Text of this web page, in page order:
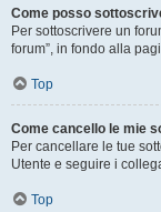
Come posso
Per sottoscrivere un
forum”, in fondo alla
Top
Come cancello le mie
Per cancellare le tue
Utente e seguire i
Top